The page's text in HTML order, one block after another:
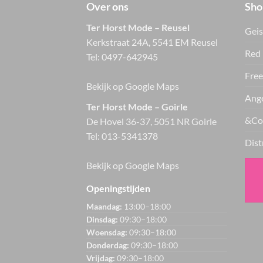
Over ons
Ter Horst Mode – Reusel
Kerkstraat 24A, 5541 EM Reusel
Tel: 0497-642945
Bekijk op Google Maps
Ter Horst Mode – Goirle
De Hovel 36-37, 5051 NR Goirle
Tel: 013-5341378
Bekijk op Google Maps
Openingstijden
Maandag: 13:00–18:00
Dinsdag: 09:30–18:00
Woensdag: 09:30–18:00
Donderdag: 09:30–18:00
Vrijdag: 09:30–18:00